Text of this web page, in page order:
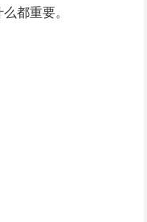
都重要。